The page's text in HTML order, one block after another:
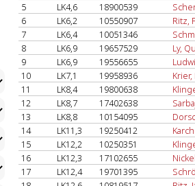
5
LK4,6 18900539
6
LK6,2 10550907 Ritz,
7
LK6,4 10051346
8
LK6,9 19657529 Ly,
9
LK6,9 19556655
10
LK7,1 19958936
11
LK8,4 19800638
12
LK8,7 17402638
13
LK8,8 10154095
14
LK11,3 19250412
15
LK12,2 10250351
16
LK12,3 17102655
17
LK12,4 19701395